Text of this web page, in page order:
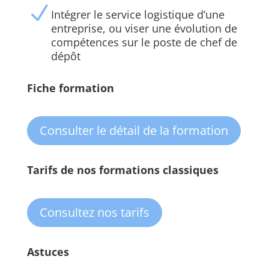
N Intégrer le service logistique d’une
entreprise, ou viser une évolution de
compétences sur le poste de chef de
dépôt
Fiche formation
Consulter le détail de la formation
Tarifs de nos formations classiques
Consultez nos tarifs
Astuces